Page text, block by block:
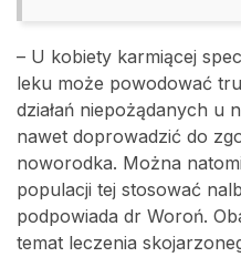
– U kobiety karmiącej
leku może powodować
działań niepożądanych u
nawet doprowadzić do
noworodka. Można
populacji tej stosować
podpowiada dr Woroń.
temat leczenia